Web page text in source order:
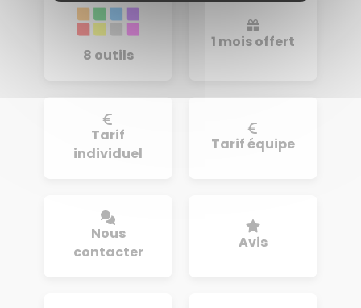
8 outils
1 mois offert
Tarif
individuel
Tarif équipe
Nous
contacter
Avis